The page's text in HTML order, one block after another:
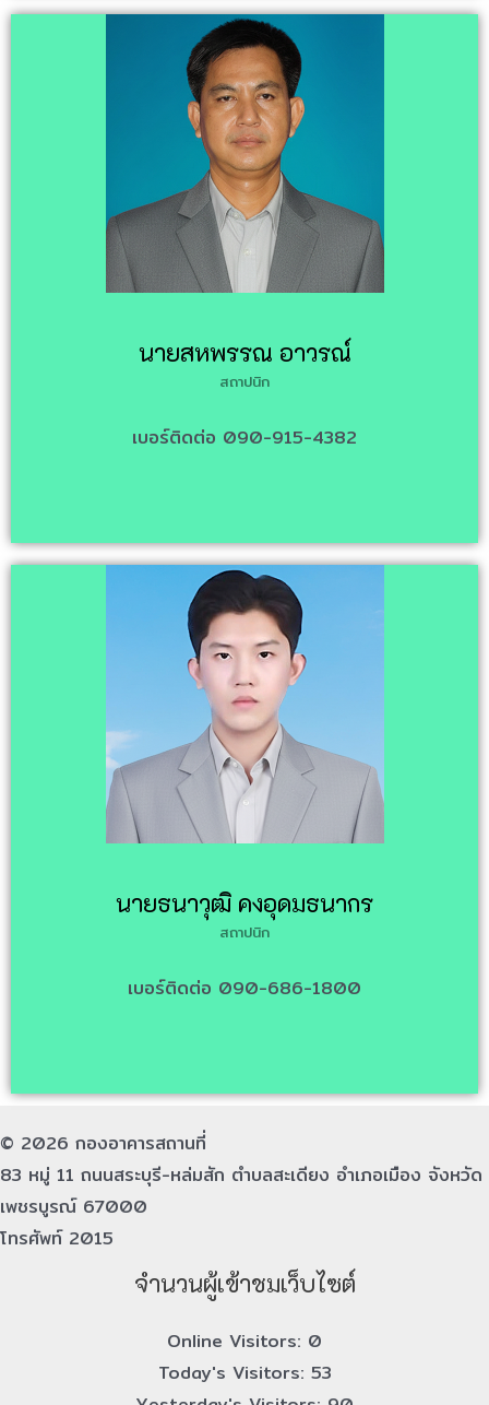
นายสหพรรณ อาวรณ์
สถาปนิก
เบอร์ติดต่อ 090-915-4382
นายธนาวุฒิ คงอุดมธนากร
สถาปนิก
เบอร์ติดต่อ 090-686-1800
© 2026 กองอาคารสถานที่
83 หมู่ 11 ถนนสระบุรี-หล่มสัก ตำบลสะเดียง อำเภอเมือง จังหวัด
เพชรบูรณ์ 67000
โทรศัพท์ 2015
จำนวนผู้เข้าชมเว็บไซต์
Online Visitors: 0
Today's Visitors: 53